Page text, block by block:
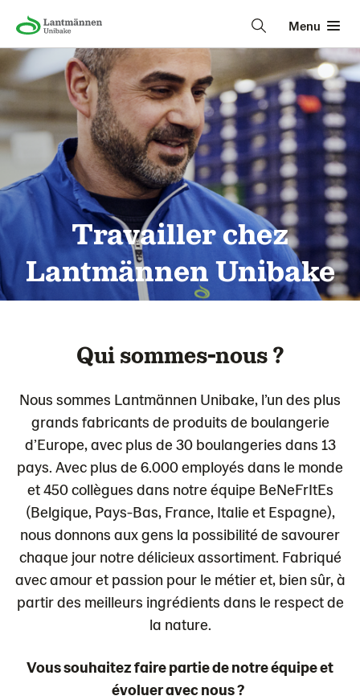
Menu
Travailler chez
Lantmännen Unibake
Qui sommes-nous ?
Nous sommes Lantmännen Unibake, l’un des plus
grands fabricants de produits de boulangerie
d’Europe, avec plus de 30 boulangeries dans 13
pays. Avec plus de 6.000 employés dans le monde
et 450 collègues dans notre équipe BeNeFrItEs
(Belgique, Pays-Bas, France, Italie et Espagne),
nous donnons aux gens la possibilité de savourer
chaque jour notre délicieux assortiment. Fabriqué
avec amour et passion pour le métier et, bien sûr, à
partir des meilleurs ingrédients dans le respect de
la nature.
Vous souhaitez faire partie de notre équipe et
évoluer avec nous ?